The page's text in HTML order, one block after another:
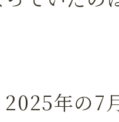
2025年の7